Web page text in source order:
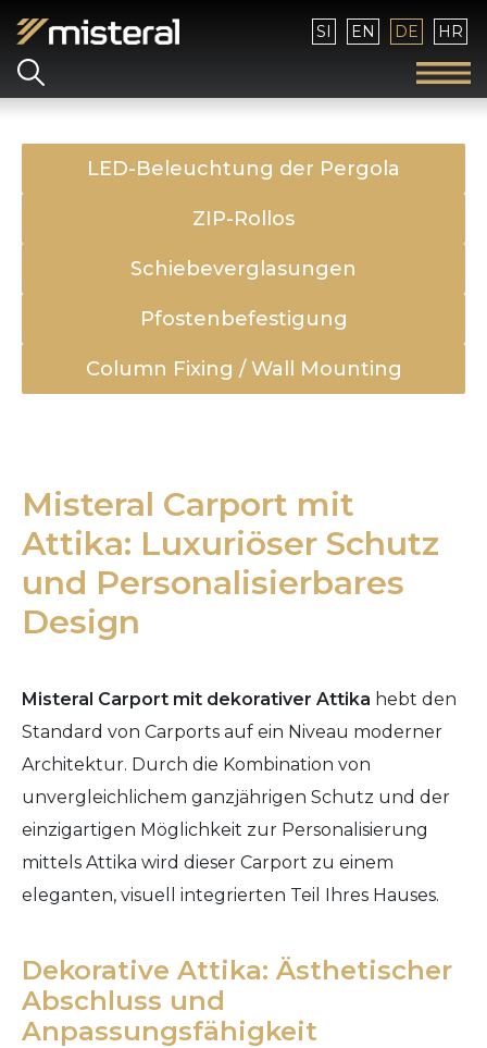
Sprache auswählen
SI EN DE HR
LED-Beleuchtung der Pergola
ZIP-Rollos
Schiebeverglasungen
Pfostenbefestigung
Column Fixing / Wall Mounting
Misteral Carport mit
Attika: Luxuriöser Schutz
und Personalisierbares
Design
Misteral Carport mit dekorativer Attika hebt den
Standard von Carports auf ein Niveau moderner
Architektur. Durch die Kombination von
unvergleichlichem ganzjährigen Schutz und der
einzigartigen Möglichkeit zur Personalisierung
mittels Attika wird dieser Carport zu einem
eleganten, visuell integrierten Teil Ihres Hauses.
Dekorative Attika: Ästhetischer
Abschluss und
Anpassungsfähigkeit